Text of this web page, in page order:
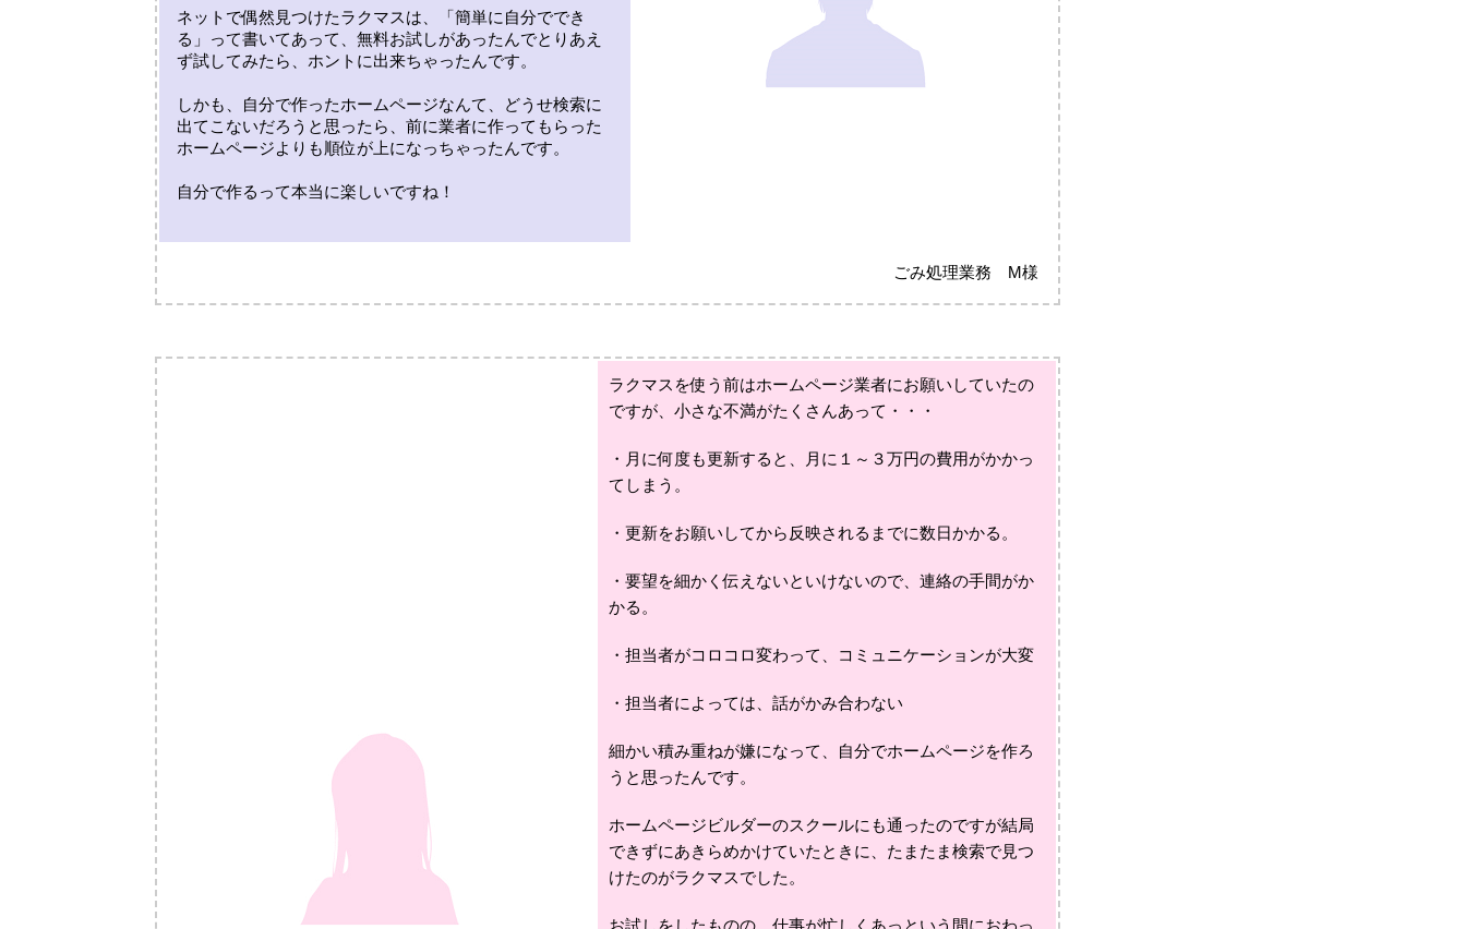
ネットで偶然見つけたラクマスは、「簡単に自分ででき
る」って書いてあって、無料お試しがあったんでとりあえ
ず試してみたら、ホントに出来ちゃったんです。
しかも、自分で作ったホームページなんて、どうせ検索に
出てこないだろうと思ったら、前に業者に作ってもらった
ホームページよりも順位が上になっちゃったんです。
自分で作るって本当に楽しいですね！
ごみ処理業務 M様
ラクマスを使う前はホームページ業者にお願いしていたの
ですが、小さな不満がたくさんあって・・・
・月に何度も更新すると、月に１～３万円の費用がかかっ
てしまう。
・更新をお願いしてから反映されるまでに数日かかる。
・要望を細かく伝えないといけないので、連絡の手間がか
かる。
・担当者がコロコロ変わって、コミュニケーションが大変
・担当者によっては、話がかみ合わない
細かい積み重ねが嫌になって、自分でホームページを作ろ
うと思ったんです。
ホームページビルダーのスクールにも通ったのですが結局
できずにあきらめかけていたときに、たまたま検索で見つ
けたのがラクマスでした。
お試しをしたものの、仕事が忙しくあっという間におわっ